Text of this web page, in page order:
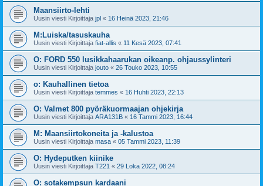
Maansiirto-lehti
Uusin viesti Kirjoittaja jpl « 16 Heinä 2023, 21:46
M:Luiska/tasuskauha
Uusin viesti Kirjoittaja fiat-allis « 11 Kesä 2023, 07:41
O: FORD 550 lusikkahaarukan oikeanp. ohjaussylinteri
Uusin viesti Kirjoittaja jouto « 26 Touko 2023, 10:55
o: Kauhallinen tietoa
Uusin viesti Kirjoittaja temmes « 16 Huhti 2023, 22:13
O: Valmet 800 pyöräkuormaajan ohjekirja
Uusin viesti Kirjoittaja ARA131B « 16 Tammi 2023, 16:44
M: Maansiirtokoneita ja -kalustoa
Uusin viesti Kirjoittaja masa « 05 Tammi 2023, 11:39
O: Hydeputken kiinike
Uusin viesti Kirjoittaja T221 « 29 Loka 2022, 08:24
O: sotakempsun kardaani